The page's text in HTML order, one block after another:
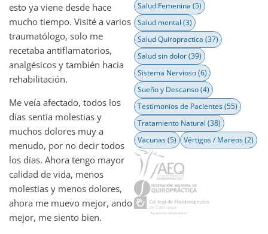
esto ya viene desde hace
mucho tiempo. Visité a varios
traumatólogo, solo me
recetaba antiflamatorios,
analgésicos y también hacia
rehabilitación.
Me veía afectado, todos los
días sentía molestias y
muchos dolores muy a
menudo, por no decir todos
los días. Ahora tengo mayor
calidad de vida, menos
molestias y menos dolores,
ahora me muevo mejor, ando
mejor, me siento bien.
Salud Femenina (5)
Salud mental (3)
Salud Quiropractica (37)
Salud sin dolor(39)
Sistema Nervioso(6)
Sueño y Descanso(4)
Testimonios de Pacientes(55)
Tratamiento Natural (38)
Vacunas(5) Vértigos / Mareos(2)